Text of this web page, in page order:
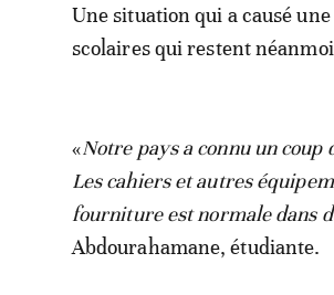
Une situation qui a causé
scolaires qui restent
«Notre pays a connu un
Les cahiers et autres
fourniture est normale dans
Abdourahamane, étudiante.